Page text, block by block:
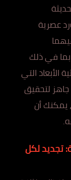
عصرية
بما في ذلك
الأبعاد التي
لتحقيق
يمكنك أن
تجديد لكل